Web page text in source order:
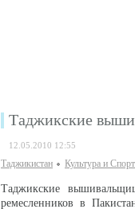
Таджикские
12.05.2010 12:55
Таджикистан Культура и Спорт
Таджикские
ремесленников в